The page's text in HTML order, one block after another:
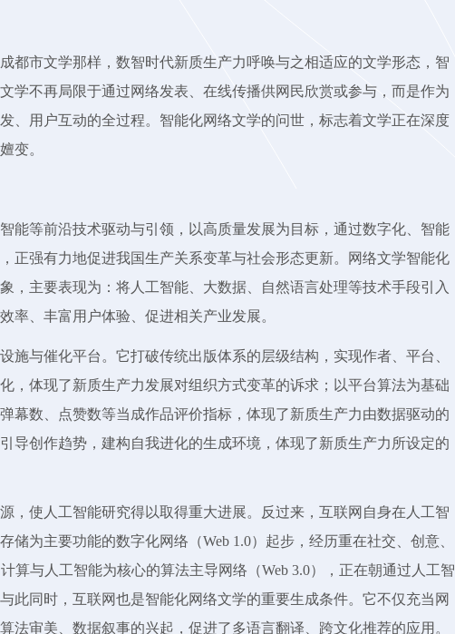
都市文学那样，数智时代新质生产力呼唤与之相适应的文学形态，智
学不再局限于通过网络发表、在线传播供网民欣赏或参与，而是作为
、用户互动的全过程。智能化网络文学的问世，标志着文学正在深度
变。
能等前沿技术驱动与引领，以高质量发展为目标，通过数字化、智能
正强有力地促进我国生产关系变革与社会形态更新。网络文学智能化
，主要表现为：将人工智能、大数据、自然语言处理等技术手段引入
率、丰富用户体验、促进相关产业发展。
施与催化平台。它打破传统出版体系的层级结构，实现作者、平台、
，体现了新质生产力发展对组织方式变革的诉求；以平台算法为基础
幕数、点赞数等当成作品评价指标，体现了新质生产力由数据驱动的
导创作趋势，建构自我进化的生成环境，体现了新质生产力所设定的
，使人工智能研究得以取得重大进展。反过来，互联网自身在人工智
为主要功能的数字化网络（Web 1.0）起步，经历重在社交、创意、
算与人工智能为核心的算法主导网络（Web 3.0），正在朝通过人工智
此同时，互联网也是智能化网络文学的重要生成条件。它不仅充当网
法审美、数据叙事的兴起，促进了多语言翻译、跨文化推荐的应用。